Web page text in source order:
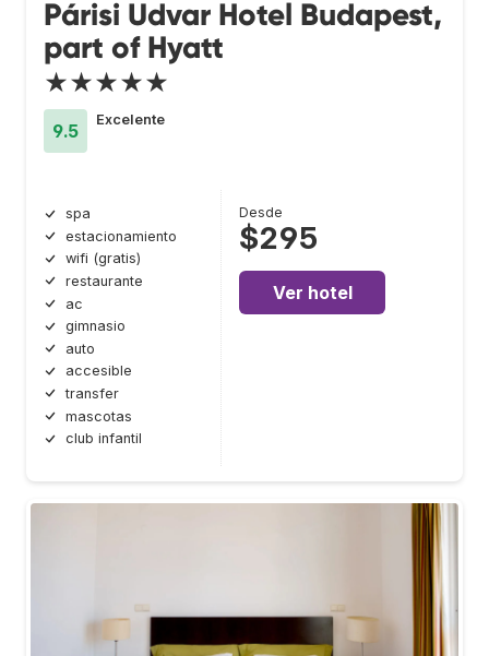
Párisi Udvar Hotel Budapest,
part of Hyatt
★★★★★
9.5
Excelente
spa
estacionamiento
wifi (gratis)
restaurante
ac
gimnasio
auto
accesible
transfer
mascotas
club infantil
Desde
$295
Ver hotel